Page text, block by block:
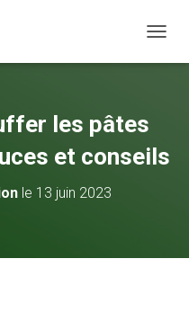
les pâtes
et conseils
le 13 juin 2023